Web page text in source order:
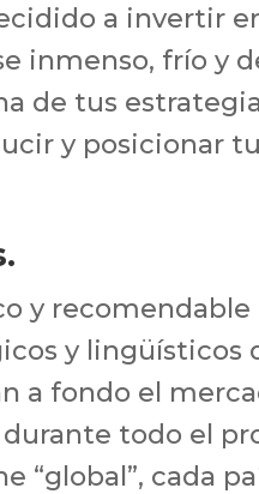
a invertir
inmenso, frío y
de tus
y posicionar
y
y
a fondo el
todo el
“global”, cada